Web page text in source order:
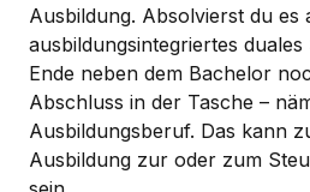
Ausbildung. Absolvierst du es
ausbildungsintegriertes
Ende neben dem Bachelor
Abschluss in der Tasche –
Ausbildungsberuf. Das kann
Ausbildung zur oder zum